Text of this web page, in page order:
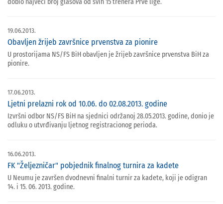
dobio najveći broj glasova od svih 15 trenera Prve lige.
19.06.2013.
Obavljen žrijeb završnice prvenstva za pionire
U prostorijama NS/FS BiH obavljen je žrijeb završnice prvenstva BiH za
pionire.
17.06.2013.
Ljetni prelazni rok od 10.06. do 02.08.2013. godine
Izvršni odbor NS/FS BiH na sjednici održanoj 28.05.2013. godine, donio je
odluku o utvrđivanju ljetnog registracionog perioda.
16.06.2013.
FK "Željezničar" pobjednik finalnog turnira za kadete
U Neumu je završen dvodnevni finalni turnir za kadete, koji je odigran
14. i 15. 06. 2013. godine.